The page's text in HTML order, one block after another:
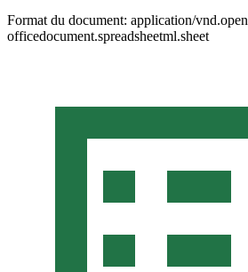
Format du document: application/
officedocument.spreadsheetml.sheet